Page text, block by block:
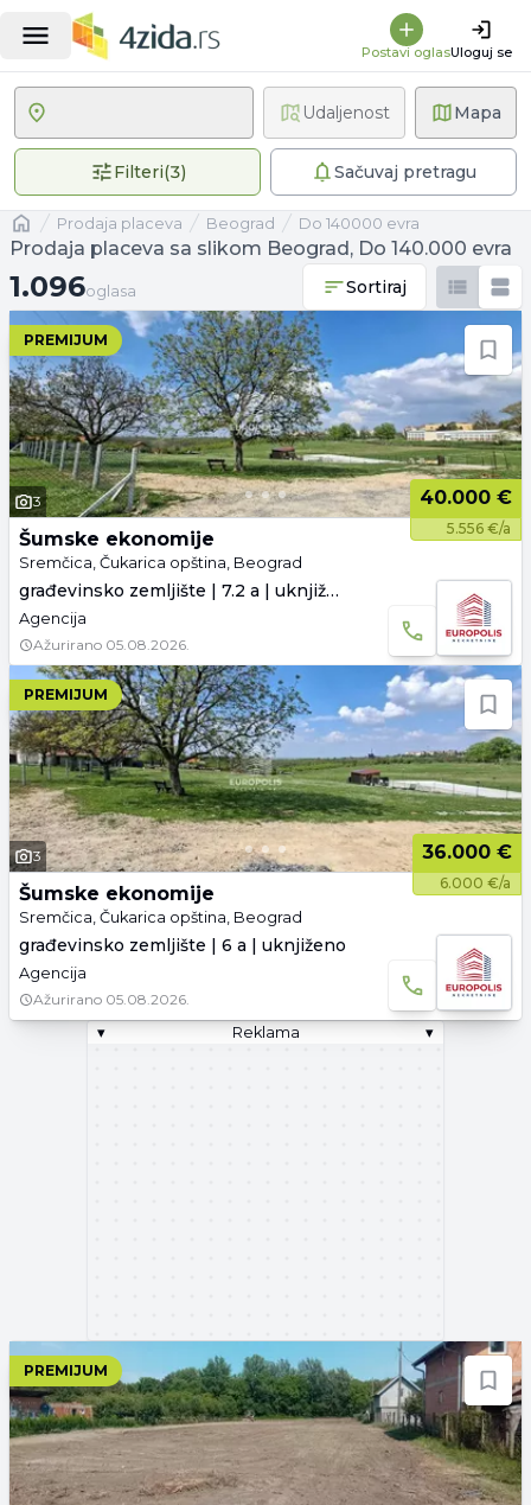
Postavi oglasUloguj se
Mapa
Filteri(3)3 primenjena filteraSačuvaj pretragu
Udaljenost
Naslovnaprodaja placeva Beograd Do 140000 evra
Prodaja placeva sa slikom Beograd, Do 140.000 evra
1.096 oglasa
1.096oglasa Sortiraj
PREMIJUM
3 40.000 €
5.556 €/a
Šumske ekonomije
Sremčica, Čukarica opština, Beograd
građevinsko zemljište | 7.2 a | uknjiženo
Agencija
Ažurirano 05.08.2026.
PREMIJUM
3 36.000 €
6.000 €/a
Šumske ekonomije
Sremčica, Čukarica opština, Beograd
građevinsko zemljište | 6 a | uknjiženo
Agencija
Ažurirano 05.08.2026.
▾
Reklama ▾
PREMIJUM